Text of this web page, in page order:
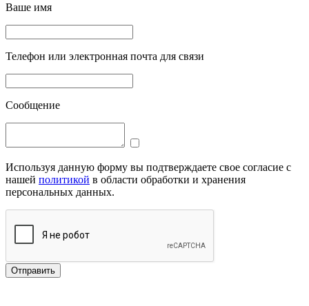
Ваше имя
Телефон или электронная почта для связи
Сообщение
Используя данную форму вы подтверждаете свое согласие с
нашей политикой в области обработки и хранения
персональных данных.
Отправить